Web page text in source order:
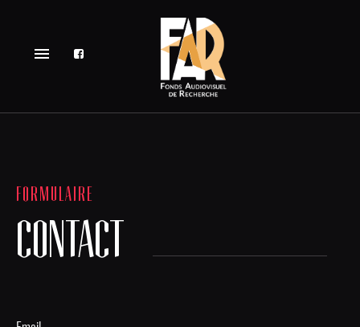
menu
FORMULAIRE
CONTACT